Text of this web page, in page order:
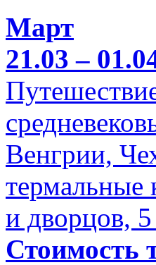
Март
21.03 –
Венгрии,
термальные
и дворцов,
Стоимость